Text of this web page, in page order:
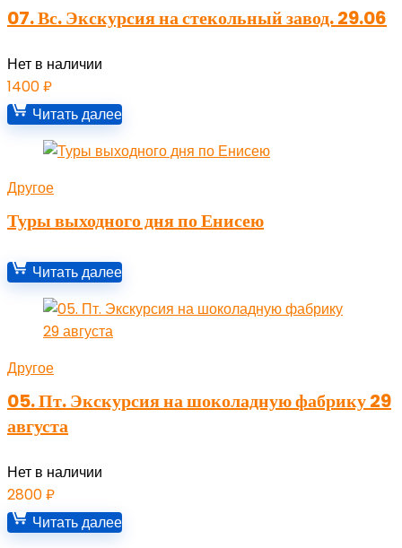
07. Вс. Экскурсия на стекольный завод. 29.06
Нет в наличии
1400₽
Читать далее
Другое
Туры выходного дня по Енисею
Читать далее
Другое
05. Пт. Экскурсия на шоколадную фабрику 29
августа
Нет в наличии
2800₽
Читать далее